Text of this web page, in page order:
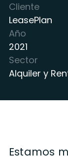
Cliente
LeasePlan
Año
2021
Sector
Alquiler y
Estamos